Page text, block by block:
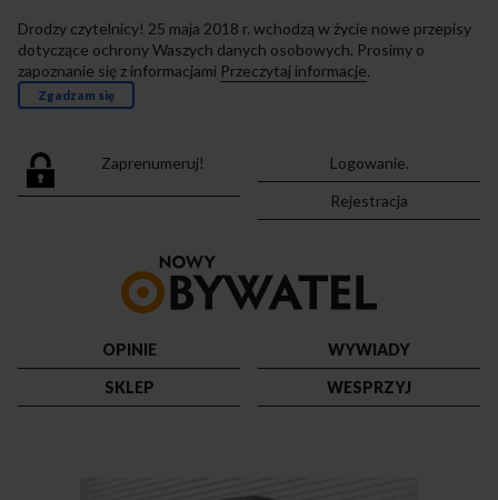
Drodzy czytelnicy! 25 maja 2018 r. wchodzą w życie nowe przepisy
dotyczące ochrony Waszych danych osobowych. Prosimy o
zapoznanie się z informacjami Przeczytaj informacje.
Zgadzam się
Zaprenumeruj!
Logowanie.
Rejestracja
strony
OPINIE
WYWIADY
SKLEP
WESPRZYJ